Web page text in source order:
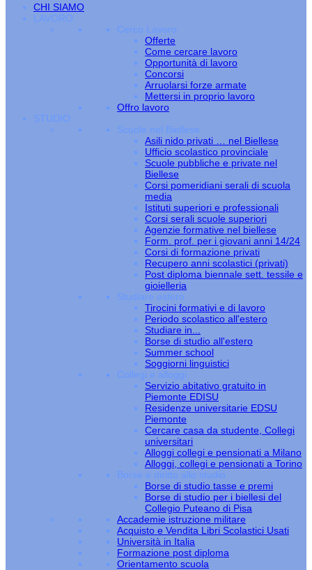
CHI SIAMO
LAVORO
Cerco Lavoro
Offerte
Come cercare lavoro
Opportunità di lavoro
Concorsi
Arruolarsi forze armate
Mettersi in proprio lavoro
Offro lavoro
STUDIO
Scuole nel Biellese
Asili nido privati … nel Biellese
Ufficio scolastico provinciale
Scuole pubbliche e private nel
Biellese
Corsi pomeridiani serali di scuola
media
Istituti superiori e professionali
Corsi serali scuole superiori
Agenzie formative nel biellese
Form. prof. per i giovani anni 14/24
Corsi di formazione privati
Recupero anni scolastici (privati)
Post diploma biennale sett. tessile e
gioielleria
Studiare estero
Tirocini formativi e di lavoro
Periodo scolastico all'estero
Studiare in...
Borse di studio all'estero
Summer school
Soggiorni linguistici
Collegi e alloggi
Servizio abitativo gratuito in
Piemonte EDISU
Residenze universitarie EDSU
Piemonte
Cercare casa da studente, Collegi
universitari
Alloggi collegi e pensionati a Milano
Alloggi, collegi e pensionati a Torino
Borse e diritto allo studio
Borse di studio tasse e premi
Borse di studio per i biellesi del
Collegio Puteano di Pisa
Accademie istruzione militare
Acquisto e Vendita Libri Scolastici Usati
Università in Italia
Formazione post diploma
Orientamento scuola